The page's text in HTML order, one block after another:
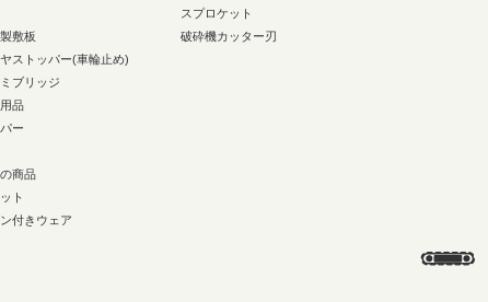
敷板
ストッパー(車輪止め)
ブリッジ
品
ー
商品
ト
付きウェア
スプロケット
破砕機カッター刃